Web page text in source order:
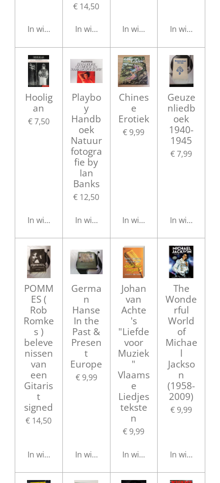
In winkelwagen
€ 14,50
In winkelwagenIn winkelwagen
In
Hoolig
an
€ 7,50
In winkelwagen
Playbo
y
Handb
oek
Natuur
fotogra
fie by
Ian
Banks
€ 12,50
In winkelwagen
Chines
e
Erotiek
€ 9,99
In winkelwagen
Geuze
nliedb
oek
1940-
1945
€ 7,99
In
POMM
ES (
Rob
Romke
s )
beleve
nissen
van
een
Gitaris
t
signed
€ 14,50
In winkelwagen
Germa
n
Hanse
In the
Past &
Presen
t
Europe
€ 9,99
In winkelwagen
Johan
van
Achte
's
"Liefde
voor
Muziek
"
Vlaams
e
Liedjes
tekste
n
€ 9,99
In winkelwagen
The
Wonde
rful
World
of
Michae
l
Jackso
n
(1958-
2009)
€ 9,99
In